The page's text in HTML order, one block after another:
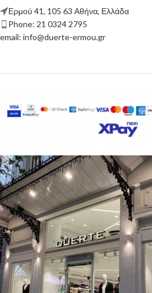
Ερμού 41, 105 63 Αθήνα, Ελλάδα
Phone: 21 0324 2795
email: info@duerte-ermou.gr